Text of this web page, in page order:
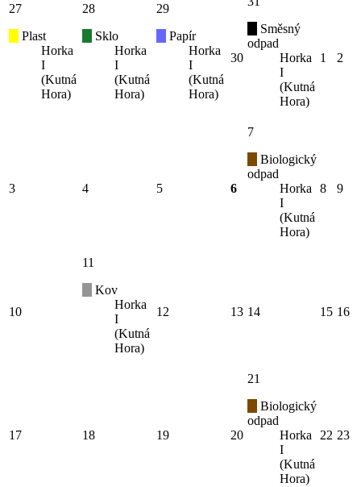
27
Plast
Horka
I
(Kutná
Hora)
28
Sklo
Horka
I
(Kutná
Hora)
29
Papír
Horka
I
(Kutná
Hora)
30
Směsný
odpad
Horka
I
(Kutná
Hora)
1 2
3 4 5 6
7
Biologický
odpad
Horka
I
(Kutná
Hora)
8 9
10
11
Kov
Horka
I
(Kutná
Hora)
12 13 14 15 16
17 18 19 20
21
Biologický
odpad
Horka
I
(Kutná
Hora)
22 23